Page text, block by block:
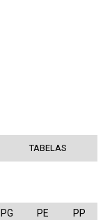
TABELAS
PG PE PP